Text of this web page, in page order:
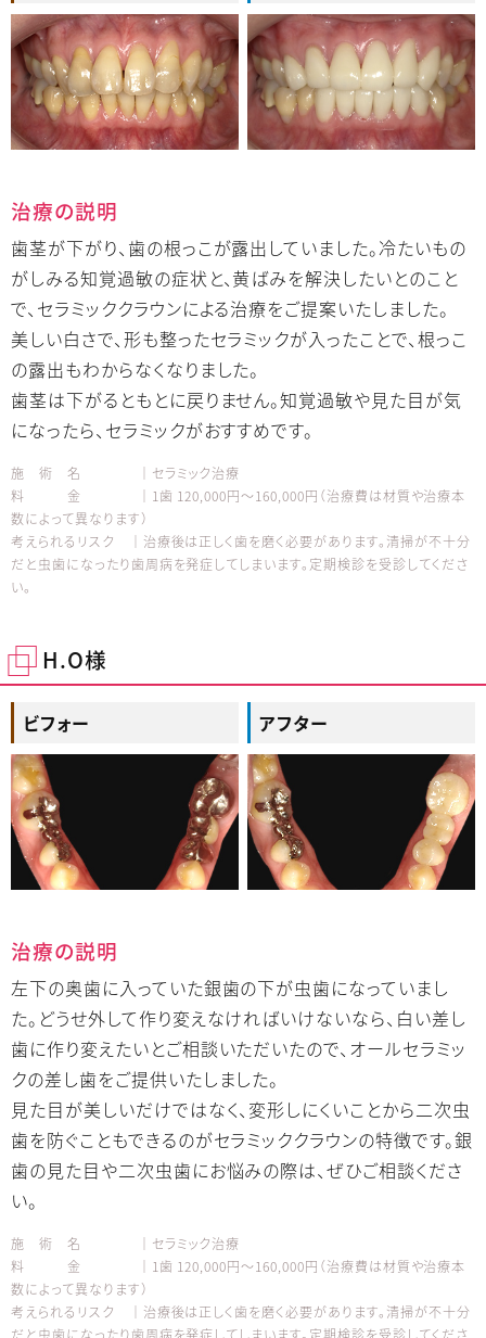
治療の説明
歯茎が下がり、歯の根っこが露出していました。冷たいもの
がしみる知覚過敏の症状と、黄ばみを解決したいとのこと
で、セラミッククラウンによる治療をご提案いたしました。
美しい白さで、形も整ったセラミックが入ったことで、根っこ
の露出もわからなくなりました。
歯茎は下がるともとに戻りません。知覚過敏や見た目が気
になったら、セラミックがおすすめです。
施 術 名 │セラミック治療
料 金 │1歯 120,000円～160,000円（治療費は材質や治療本
数によって異なります）
考えられるリスク │治療後は正しく歯を磨く必要があります。清掃が不十分
だと虫歯になったり歯周病を発症してしまいます。定期検診を受診してくださ
い。
H.O様
ビフォー アフター
治療の説明
左下の奥歯に入っていた銀歯の下が虫歯になっていまし
た。どうせ外して作り変えなければいけないなら、白い差し
歯に作り変えたいとご相談いただいたので、オールセラミッ
クの差し歯をご提供いたしました。
見た目が美しいだけではなく、変形しにくいことから二次虫
歯を防ぐこともできるのがセラミッククラウンの特徴です。銀
歯の見た目や二次虫歯にお悩みの際は、ぜひご相談くださ
い。
施 術 名 │セラミック治療
料 金 │1歯 120,000円～160,000円（治療費は材質や治療本
数によって異なります）
考えられるリスク │治療後は正しく歯を磨く必要があります。清掃が不十分
だと虫歯になったり歯周病を発症してしまいます。定期検診を受診してくださ